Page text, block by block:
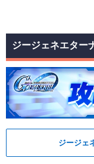
ジージェネエター
ジージェ